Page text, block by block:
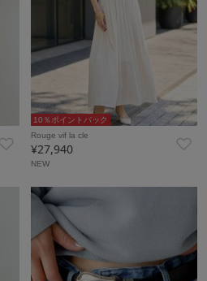
10％ポイントバック
Rouge vif la cle
¥27,940
NEW